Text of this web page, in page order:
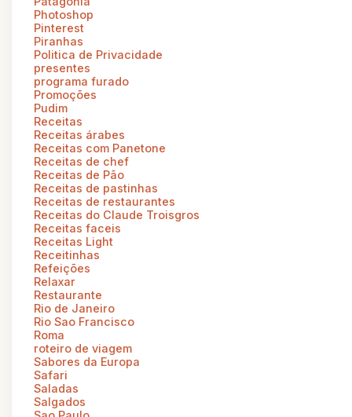
Photoshop
Pinterest
Piranhas
Politica de Privacidade
presentes
programa furado
Promoções
Pudim
Receitas
Receitas árabes
Receitas com Panetone
Receitas de chef
Receitas de Pão
Receitas de pastinhas
Receitas de restaurantes
Receitas do Claude Troisgros
Receitas faceis
Receitas Light
Receitinhas
Refeições
Relaxar
Restaurante
Rio de Janeiro
Rio Sao Francisco
Roma
roteiro de viagem
Sabores da Europa
Safari
Saladas
Salgados